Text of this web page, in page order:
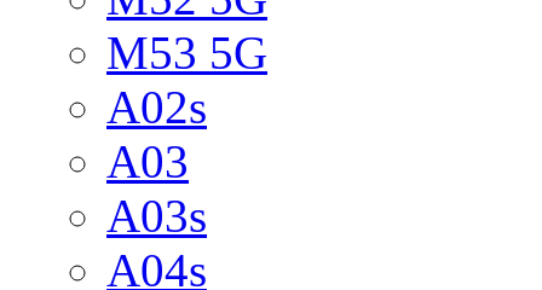
M53 5G
A02s
A03
A03s
A04s